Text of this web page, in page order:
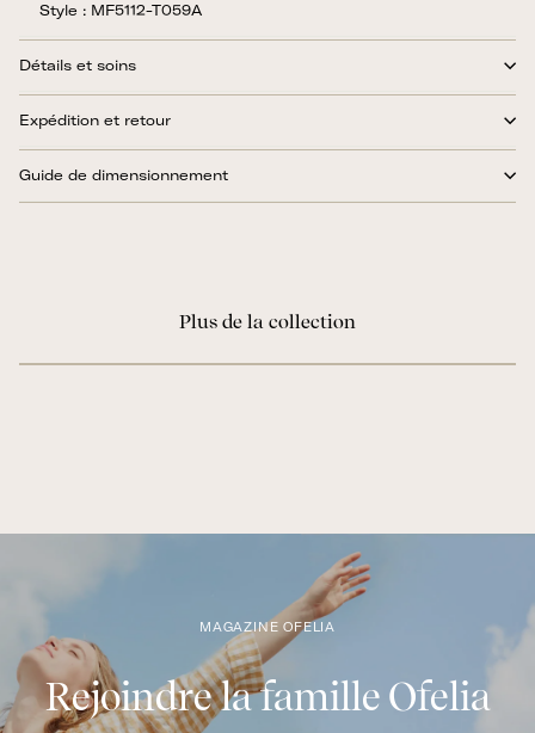
Style : MF5112-T059A
Détails et soins
Expédition et retour
Guide de dimensionnement
Plus de la collection
MAGAZINE OFELIA
Rejoindre la famille Ofelia